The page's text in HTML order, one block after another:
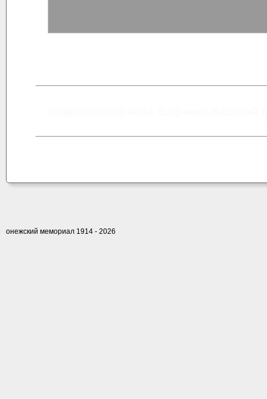
онежский мемориал 1914 - 2026